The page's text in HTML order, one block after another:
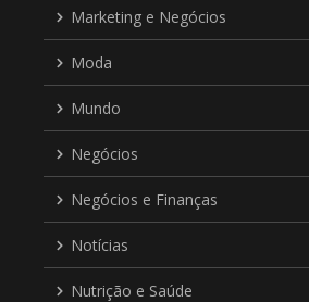
Marketing e Negócios
Moda
Mundo
Negócios
Negócios e Finanças
Notícias
Nutrição e Saúde